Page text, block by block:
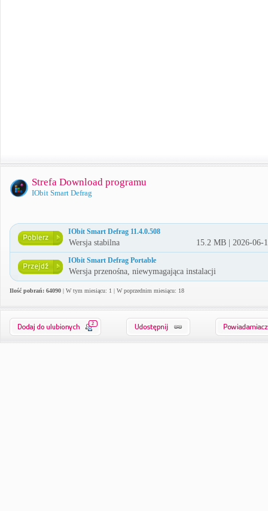
Strefa Download programu
IObit Smart Defrag
IObit Smart Defrag 11.4.0.508
Wersja stabilna 15.2 MB | 2026-06-
IObit Smart Defrag Portable
Wersja przenośna, niewymagająca instalacji
Ilość pobrań: 64090 | W tym miesiącu: 1 | W poprzednim miesiącu: 18
2